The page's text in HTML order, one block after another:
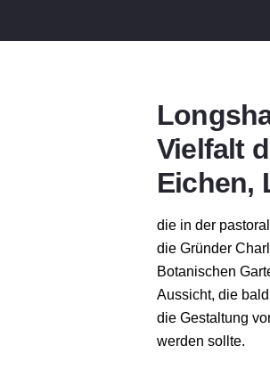
Vielfalt
Eichen,
die in der
die Gründer
Botanischen
Aussicht, die
die Gestaltung
werden sollte.